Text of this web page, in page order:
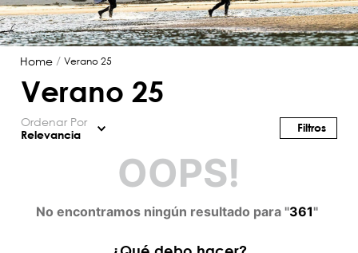
verano 25
verano 25
Ordenar Por
Relevancia
OOPS!
No encontramos ningún resultado para "361"